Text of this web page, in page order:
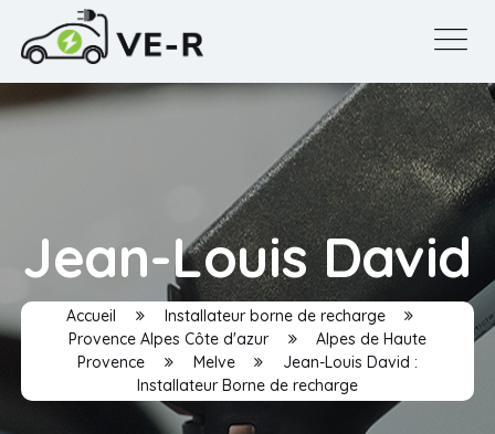
Jean-Louis David
Accueil
Installateur borne de recharge
Provence Alpes Côte d'azur
Alpes de Haute
Provence
Melve
Jean-Louis David :
Installateur Borne de recharge